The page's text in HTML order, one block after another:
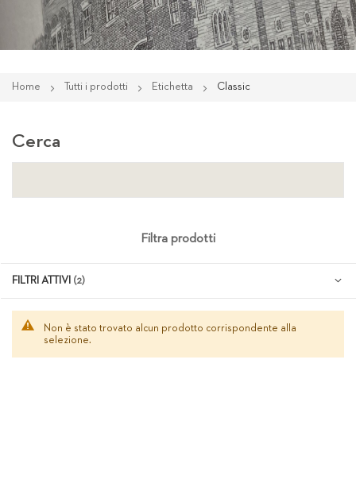
Home Tutti i prodotti Etichetta Classic
Non è stato trovato alcun prodotto corrispondente alla
selezione.
Cerca
Filtra prodotti
FILTRI ATTIVI